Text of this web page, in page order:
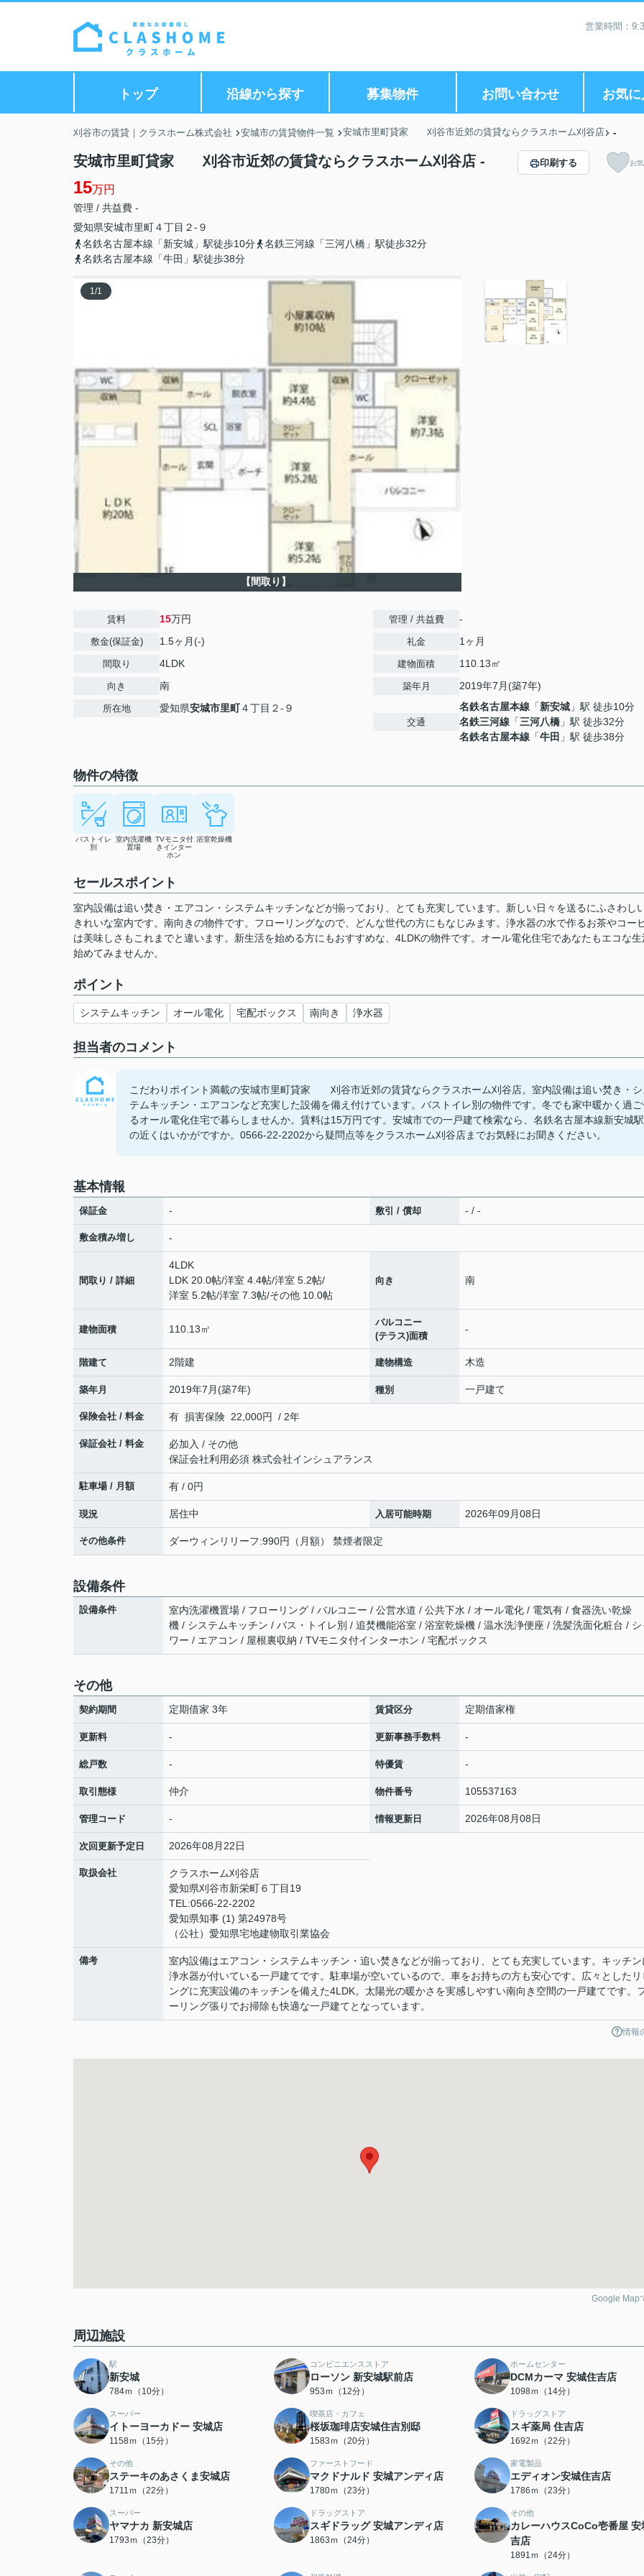
営業時間：
トップ 沿線から探す 募集物件 お問い合わせ お気
刈谷市の賃貸｜クラスホーム株式会社 安城市の賃貸物件一覧 安城市里町貸家 刈谷市近郊の賃貸ならクラスホーム刈谷店 -
安城市里町貸家 刈谷市近郊の賃貸ならクラスホーム刈谷店 -
15万円
管理 / 共益費 -
愛知県安城市里町４丁目２-９
名鉄名古屋本線「新安城」駅徒歩10分
名鉄三河線「三河八橋」駅徒歩32分
名鉄名古屋本線「牛田」駅徒歩38分
印刷する お
1/1
【間取り】
賃料 15万円
敷金(保証金) 1.5ヶ月(-)
間取り 4LDK
向き 南
所在地 愛知県安城市里町４丁目２-９
管理 / 共益費 -
礼金 1ヶ月
建物面積 110.13㎡
築年月 2019年7月(築7年)
交通
名鉄名古屋本線 「新安城 」駅 徒歩10分
名鉄三河線 「三河八橋 」駅 徒歩32分
名鉄名古屋本線 「牛田 」駅 徒歩38分
物件の特徴
バストイレ
別
室内洗濯機
置場
TVモニタ付
きインター
ホン
浴室乾燥機
セールスポイント
室内設備は追い焚き・エアコン・システムキッチンなどが揃っており、とても充実しています。新しい日々を送るにふさわし
きれいな室内です。南向きの物件です。フローリングなので、どんな世代の方にもなじみます。浄水器の水で作るお茶やコー
は美味しさもこれまでと違います。新生活を始める方にもおすすめな、4LDKの物件です。オール電化住宅であなたもエコな生
始めてみませんか。
ポイント
システムキッチン オール電化 宅配ボックス 南向き 浄水器
担当者のコメント
こだわりポイント満載の安城市里町貸家 刈谷市近郊の賃貸ならクラスホーム刈谷店。室内設備は追い焚き・
テムキッチン・エアコンなど充実した設備を備え付けています。バストイレ別の物件です。冬でも家中暖かく過
るオール電化住宅で暮らしませんか。賃料は15万円です。安城市での一戸建て検索なら、名鉄名古屋本線新安城駅
の近くはいかがですか。0566-22-2202から疑問点等をクラスホーム刈谷店までお気軽にお聞きください。
基本情報
保証金 - 敷引 / 償却 - / -
敷金積み増し -
間取り / 詳細
4LDK
LDK 20.0帖/洋室 4.4帖/洋室 5.2帖/
洋室 5.2帖/洋室 7.3帖/その他 10.0帖
向き 南
建物面積 110.13㎡
バルコニー
(テラス)面積
-
階建て 2階建 建物構造 木造
築年月 2019年7月(築7年) 種別 一戸建て
保険会社 / 料金 有 損害保険 22,000円 / 2年
保証会社 / 料金
必加入 / その他
保証会社利用必須 株式会社インシュアランス
駐車場 / 月額 有 / 0円
現況 居住中 入居可能時期 2026年09月08日
その他条件 ダーウィンリリーフ:990円（月額） 禁煙者限定
設備条件
設備条件
室内洗濯機置場 / フローリング / バルコニー / 公営水道 / 公共下水 / オール電化 / 電気有 / 食器洗い乾燥
機 / システムキッチン / バス・トイレ別 / 追焚機能浴室 / 浴室乾燥機 / 温水洗浄便座 / 洗髪洗面化粧台 / シ
ワー / エアコン / 屋根裏収納 / TVモニタ付インターホン / 宅配ボックス
その他
契約期間 定期借家 3年 賃貸区分 定期借家権
更新料 - 更新事務手数料 -
総戸数 - 特優賃 -
取引態様 仲介 物件番号 105537163
管理コード - 情報更新日 2026年08月08日
次回更新予定日 2026年08月22日
取扱会社
クラスホーム刈谷店
愛知県刈谷市新栄町６丁目19
TEL:0566-22-2202
愛知県知事 (1) 第24978号
（公社）愛知県宅地建物取引業協会
備考
室内設備はエアコン・システムキッチン・追い焚きなどが揃っており、とても充実しています。キッチン
浄水器が付いている一戸建てです。駐車場が空いているので、車をお持ちの方も安心です。広々としたリ
ングに充実設備のキッチンを備えた4LDK。太陽光の暖かさを実感しやすい南向き空間の一戸建てです。
ーリング張りでお掃除も快適な一戸建てとなっています。
情報
Google Map
周辺施設
駅
新安城
784ｍ（10分）
コンビニエンスストア
ローソン 新安城駅前店
953ｍ（12分）
ホームセンター
DCMカーマ 安城住吉店
1098ｍ（14分）
スーパー
イトーヨーカドー 安城店
1158ｍ（15分）
喫茶店・カフェ
桜坂珈琲店安城住吉別邸
1583ｍ（20分）
ドラッグストア
スギ薬局 住吉店
1692ｍ（22分）
その他
ステーキのあさくま安城店
1711ｍ（22分）
ファーストフード
マクドナルド 安城アンディ店
1780ｍ（23分）
家電製品
エディオン安城住吉店
1786ｍ（23分）
スーパー
ヤマナカ 新安城店
1793ｍ（23分）
ドラッグストア
スギドラッグ 安城アンディ店
1863ｍ（24分）
その他
カレーハウスCoCo壱番屋 安
吉店
1891ｍ（24分）